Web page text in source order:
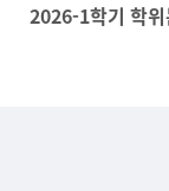
2026-1학기 학